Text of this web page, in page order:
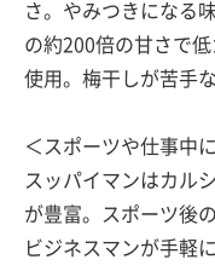
さ。やみつきになる
の約200倍の甘さで
使用。梅干しが苦手
＜スポーツや仕事中
スッパイマンはカル
が豊富。スポーツ後
ビジネスマンが手軽